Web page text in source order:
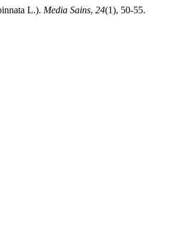
L.). Media Sains, 24(1), 50-55.